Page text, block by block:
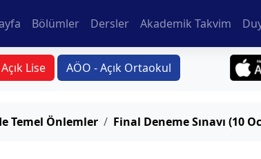
Bölümler Dersler Akademik Takvim
Lise AÖO - Açık Ortaokul
Temel Önlemler Final Deneme Sınavı (10